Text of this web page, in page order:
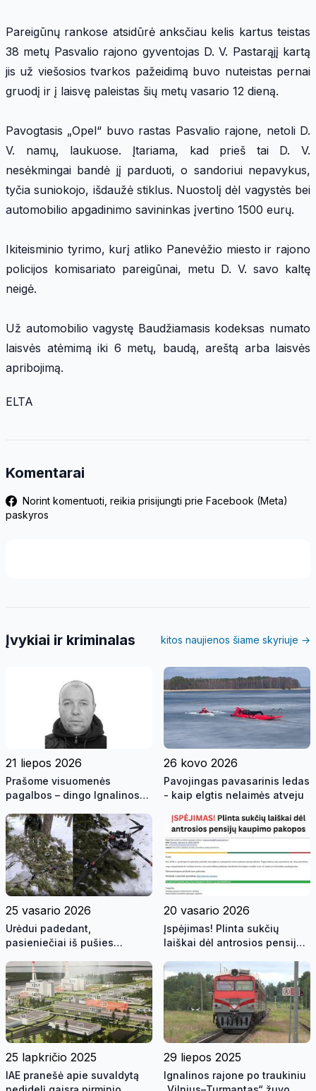
Pareigūnų rankose atsidūrė anksčiau kelis kartus teistas
38 metų Pasvalio rajono gyventojas D. V. Pastarąjį kartą
jis už viešosios tvarkos pažeidimą buvo nuteistas pernai
gruodį ir į laisvę paleistas šių metų vasario 12 dieną.
Pavogtasis „Opel“ buvo rastas Pasvalio rajone, netoli D.
V. namų, laukuose. Įtariama, kad prieš tai D. V.
nesėkmingai bandė jį parduoti, o sandoriui nepavykus,
tyčia suniokojo, išdaužė stiklus. Nuostolį dėl vagystės bei
automobilio apgadinimo savininkas įvertino 1500 eurų.
Ikiteisminio tyrimo, kurį atliko Panevėžio miesto ir rajono
policijos komisariato pareigūnai, metu D. V. savo kaltę
neigė.
Už automobilio vagystę Baudžiamasis kodeksas numato
laisvės atėmimą iki 6 metų, baudą, areštą arba laisvės
apribojimą.
ELTA
Komentarai
Norint komentuoti, reikia prisijungti prie Facebook (Meta)
paskyros
Įvykiai ir kriminalas kitos naujienos šiame skyriuje →
21 liepos 2026
Prašome visuomenės
pagalbos – dingo Ignalinos
26 kovo 2026
Pavojingas pavasarinis ledas
- kaip elgtis nelaimės atveju
25 vasario 2026
Urėdui padedant,
pasieniečiai iš pušies
droną su baltarusiškomis
cigaretėmis
20 vasario 2026
Įspėjimas! Plinta sukčių
laiškai dėl antrosios pensijų
gyventojus būti budrius
25 lapkričio 2025
IAE pranešė apie suvaldytą
29 liepos 2025
Ignalinos rajone po traukiniu